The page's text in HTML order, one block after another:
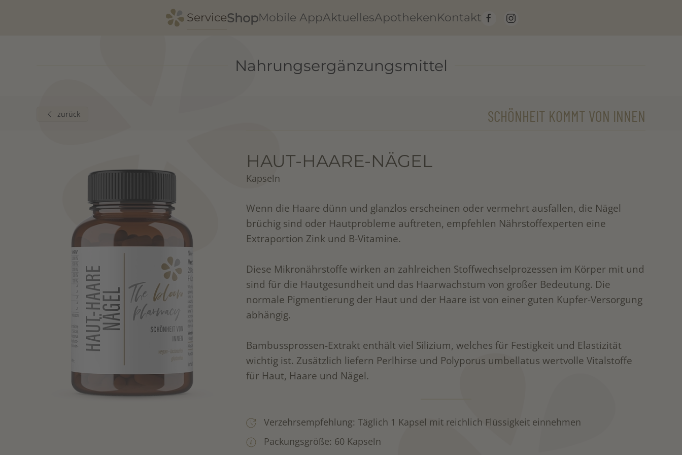
ServiceShopMobile AppAktuellesApothekenKontakt
Nahrungsergänzungsmittel
zurück SCHÖNHEIT KOMMT VON INNEN
HAUT-HAARE-NÄGEL
Kapseln
Wenn die Haare dünn und glanzlos erscheinen oder vermehrt ausfallen, die Nägel
brüchig sind oder Hautprobleme auftreten, empfehlen Nährstoffexperten eine
Extraportion Zink und B-Vitamine.
Diese Mikronährstoffe wirken an zahlreichen Stoffwechselprozessen im Körper mit und
sind für die Hautgesundheit und das Haarwachstum von großer Bedeutung. Die
normale Pigmentierung der Haut und der Haare ist von einer guten Kupfer-Versorgung
abhängig.
Bambussprossen-Extrakt enthält viel Silizium, welches für Festigkeit und Elastizität
wichtig ist. Zusätzlich liefern Perlhirse und Polyporus umbellatus wertvolle Vitalstoffe
für Haut, Haare und Nägel.
Verzehrsempfehlung: Täglich 1 Kapsel mit reichlich Flüssigkeit einnehmen
Packungsgröße: 60 Kapseln